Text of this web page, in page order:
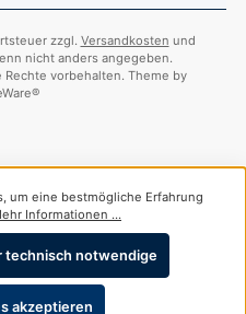
zzgl. Versandkosten und
nicht anders angegeben.
vorbehalten. Theme by
um eine bestmögliche Erfahrung
Informationen ...
technisch notwendige
akzeptieren